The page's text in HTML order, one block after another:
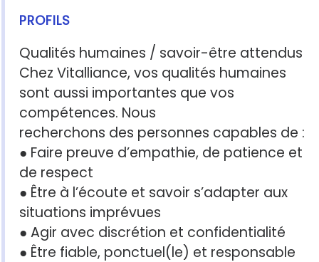
PROFILS
Qualités humaines / savoir-être attendus
Chez Vitalliance, vos qualités humaines
sont aussi importantes que vos
compétences. Nous
recherchons des personnes capables de :
● Faire preuve d’empathie, de patience et
de respect
● Être à l’écoute et savoir s’adapter aux
situations imprévues
● Agir avec discrétion et confidentialité
● Être fiable, ponctuel(le) et responsable